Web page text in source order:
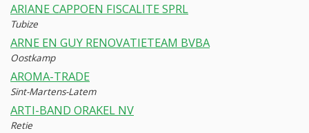
ARIANE CAPPOEN FISCALITE SPRL
Tubize
ARNE EN GUY RENOVATIETEAM BVBA
Oostkamp
AROMA-TRADE
Sint-Martens-Latem
ARTI-BAND ORAKEL NV
Retie